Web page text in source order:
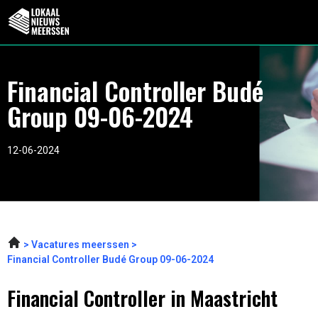
Financial Controller Budé
Group 09-06-2024
12-06-2024
Vacatures meerssen
Financial Controller Budé Group 09-06-2024
Financial Controller in Maastricht